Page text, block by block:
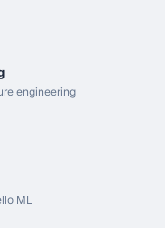
engineering
ML